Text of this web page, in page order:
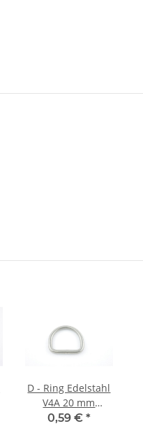
D - Ring Edelstahl
V4A 20 mm
Premium
0,59 € *